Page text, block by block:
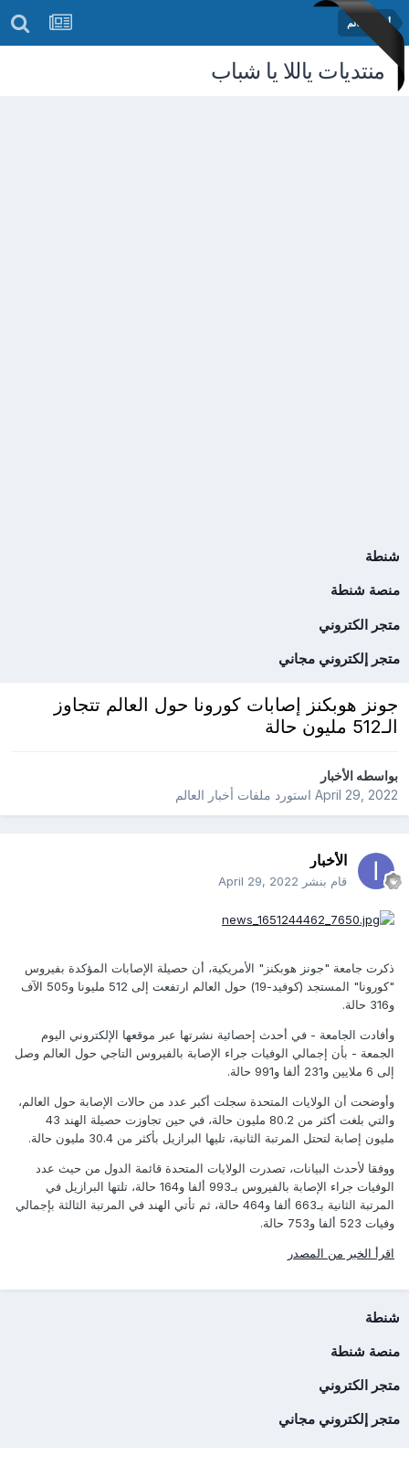
أخبار العالم
منتديات ياللا يا شباب
شنطة
منصة شنطة
متجر الكتروني
متجر إلكتروني مجاني
جونز هوبكنز إصابات كورونا حول العالم تتجاوز
الـ512 مليون حالة
بواسطهالأخبار
April 29, 2022استورد ملفات أخبار العالم
الأخبار
قام بنشر April 29, 2022
ذكرت جامعة "جونز هوبكنز" الأمريكية، أن حصيلة الإصابات المؤكدة بفيروس
"كورونا" المستجد (كوفيد-19) حول العالم ارتفعت إلى 512 مليونا و505 الآف
و316 حالة.
وأفادت الجامعة - في أحدث إحصائية نشرتها عبر موقعها الإلكتروني اليوم
الجمعة - بأن إجمالي الوفيات جراء الإصابة بالفيروس التاجي حول العالم وصل
إلى 6 ملايين و231 ألفا و991 حالة.
وأوضحت أن الولايات المتحدة سجلت أكبر عدد من حالات الإصابة حول العالم،
والتي بلغت أكثر من 80.2 مليون حالة، في حين تجاوزت حصيلة الهند 43
مليون إصابة لتحتل المرتبة الثانية، تليها البرازيل بأكثر من 30.4 مليون حالة.
ووفقا لأحدث البيانات، تصدرت الولايات المتحدة قائمة الدول من حيث عدد
الوفيات جراء الإصابة بالفيروس بـ993 ألفا و164 حالة، تلتها البرازيل في
المرتبة الثانية بـ663 ألفا و464 حالة، ثم تأتي الهند في المرتبة الثالثة بإجمالي
وفيات 523 ألفا و753 حالة.
اقرأ الخبر من المصدر
شنطة
منصة شنطة
متجر الكتروني
متجر إلكتروني مجاني